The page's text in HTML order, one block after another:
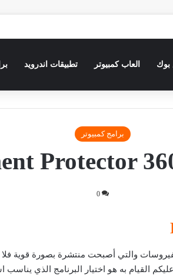
العاب كمبيوتر تطبيقات اندرويد
برامج كمبيوتر
0
والتي أصبحت منتشرة بصورة قوية
القيام به هو اختيار البرنامج الذي